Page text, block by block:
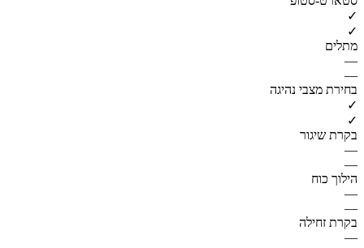
✓
✓
מתלים
—
—
בחירת מצבי נהיגה
✓
✓
בקרת שיגור
—
—
הילוך כוח
—
—
בקרת זחילה
—